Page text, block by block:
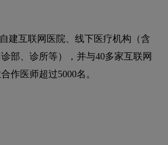
建互联网医院、线下医疗机构（含
部、诊所等），并与40多家互联网
作医师超过5000名。